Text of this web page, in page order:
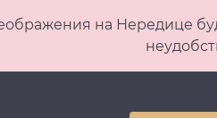
на Нередице